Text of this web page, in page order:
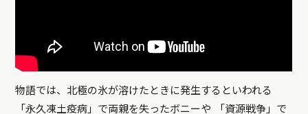
物語では、北極の氷が溶けたときに発生するといわれる
「永久凍土疫病」で両親を失ったボニーや 「資源戦争」で